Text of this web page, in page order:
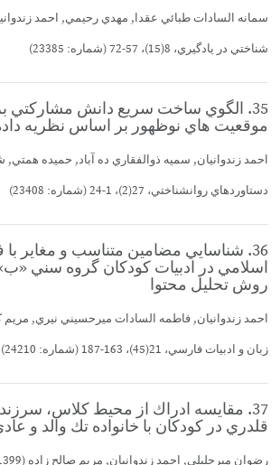
شناختي در يادگيري، 8(15)، 57-72 (شماره: 23385)
35. الگوي ساخت سريع دانش مشاركتي
موقعيت هاي نوظهور بر اساس نظريه داده
دستاوردهاي روانشناختي، 27(2)، 1-24 (شماره: 23408)
36. شناسايي مضامين متناسب و مغاير با
اسلامي در ادبيات كودكان گروه سني «ب»
روش تحليل محتوا
زبان و ادبيات فارسي، 21(45)، 163-187 (شماره: 24210)
37. مقايسه ادراك از محيط كلاس،
قلدري در كودكان با خانواده تك والد و